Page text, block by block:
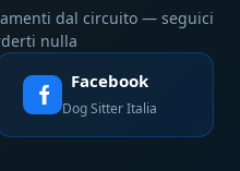
dal circuito — seguici
nulla
Facebook
Dog Sitter Italia